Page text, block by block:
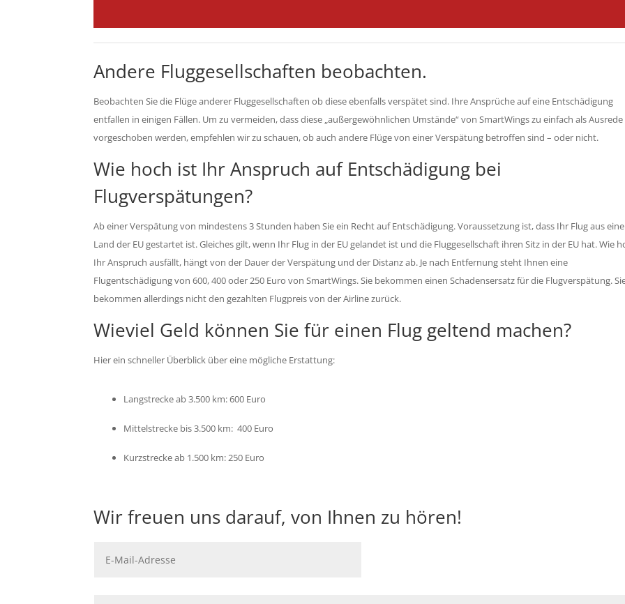
Andere Fluggesellschaften beobachten.
Beobachten Sie die Flüge anderer Fluggesellschaften ob diese ebenfalls verspätet sind. Ihre Ansprüche auf eine Entschädigung
entfallen in einigen Fällen. Um zu vermeiden, dass diese „außergewöhnlichen Umstände“ von SmartWings zu einfach als Ausrede
vorgeschoben werden, empfehlen wir zu schauen, ob auch andere Flüge von einer Verspätung betroffen sind – oder nicht.
Wie hoch ist Ihr Anspruch auf Entschädigung bei
Flugverspätungen?
Ab einer Verspätung von mindestens 3 Stunden haben Sie ein Recht auf Entschädigung. Voraussetzung ist, dass Ihr Flug aus
Land der EU gestartet ist. Gleiches gilt, wenn Ihr Flug in der EU gelandet ist und die Fluggesellschaft ihren Sitz in der EU hat. Wie
Ihr Anspruch ausfällt, hängt von der Dauer der Verspätung und der Distanz ab. Je nach Entfernung steht Ihnen eine
Flugentschädigung von 600, 400 oder 250 Euro von SmartWings. Sie bekommen einen Schadensersatz für die Flugverspätung.
bekommen allerdings nicht den gezahlten Flugpreis von der Airline zurück.
Wieviel Geld können Sie für einen Flug geltend machen?
Hier ein schneller Überblick über eine mögliche Erstattung:
Langstrecke ab 3.500 km: 600 Euro
Mittelstrecke bis 3.500 km: 400 Euro
Kurzstrecke ab 1.500 km: 250 Euro
Wir freuen uns darauf, von Ihnen zu hören!